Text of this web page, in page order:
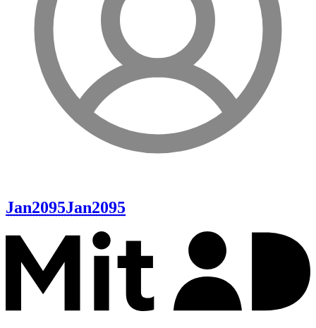
Jan2095Jan2095